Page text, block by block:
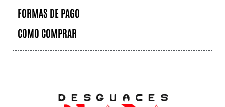
FORMAS DE PAGO
COMO COMPRAR